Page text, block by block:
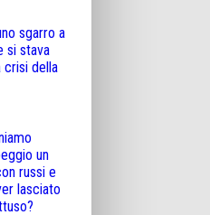
sgarro a
si stava
crisi della
un
russi e
lasciato